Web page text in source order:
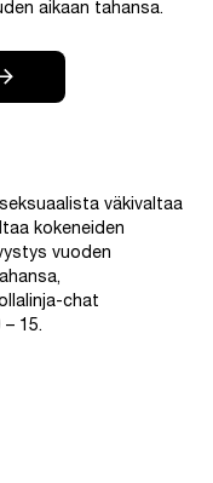
aikaan tahansa.
väkivaltaa
kokeneiden
vuoden
chat
15.